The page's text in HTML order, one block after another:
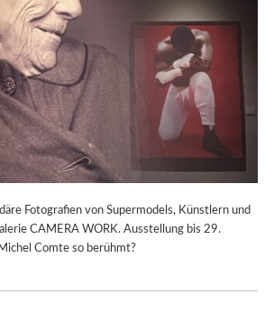
Fotografien von Supermodels, Künstlern und
CAMERA WORK. Ausstellung bis 29.
Comte so berühmt?